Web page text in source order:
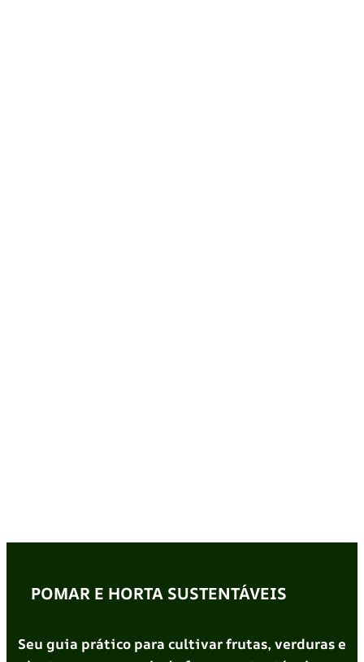
POMAR E HORTA SUSTENTÁVEIS
Seu guia prático para cultivar frutas, verduras e